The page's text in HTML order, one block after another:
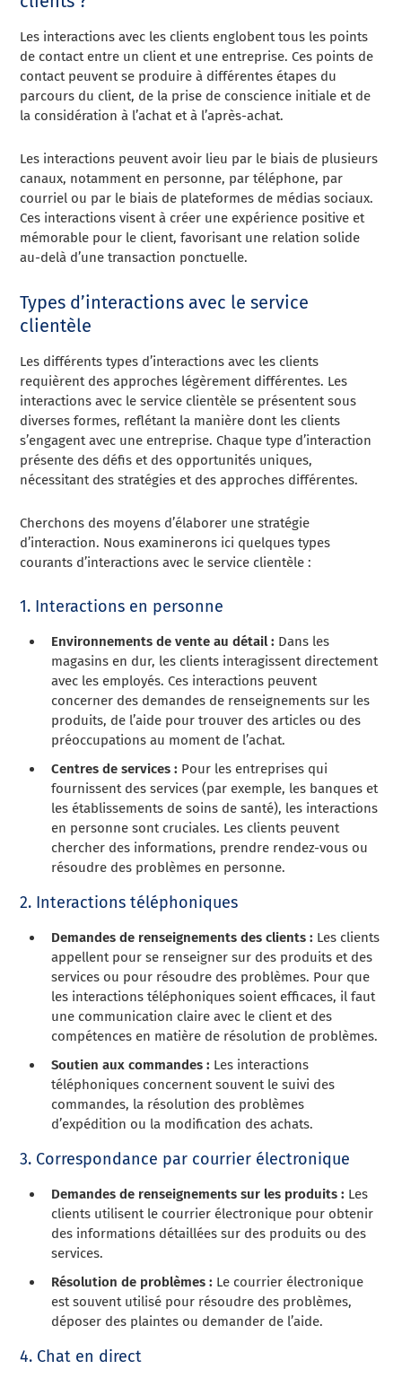
Les interactions avec les clients englobent tous les points
de contact entre un client et une entreprise. Ces points de
contact peuvent se produire à différentes étapes du
parcours du client, de la prise de conscience initiale et de
la considération à l’achat et à l’après-achat.
Les interactions peuvent avoir lieu par le biais de plusieurs
canaux, notamment en personne, par téléphone, par
courriel ou par le biais de plateformes de médias sociaux.
Ces interactions visent à créer une expérience positive et
mémorable pour le client, favorisant une relation solide
au-delà d’une transaction ponctuelle.
Types d’interactions avec le service
clientèle
Les différents types d’interactions avec les clients
requièrent des approches légèrement différentes. Les
interactions avec le service clientèle se présentent sous
diverses formes, reflétant la manière dont les clients
s’engagent avec une entreprise. Chaque type d’interaction
présente des défis et des opportunités uniques,
nécessitant des stratégies et des approches différentes.
Cherchons des moyens d’élaborer une stratégie
d’interaction. Nous examinerons ici quelques types
courants d’interactions avec le service clientèle :
1. Interactions en personne
Environnements de vente au détail : Dans les
magasins en dur, les clients interagissent directement
avec les employés. Ces interactions peuvent
concerner des demandes de renseignements sur les
produits, de l’aide pour trouver des articles ou des
préoccupations au moment de l’achat.
Centres de services : Pour les entreprises qui
fournissent des services (par exemple, les banques et
les établissements de soins de santé), les interactions
en personne sont cruciales. Les clients peuvent
chercher des informations, prendre rendez-vous ou
résoudre des problèmes en personne.
2. Interactions téléphoniques
Demandes de renseignements des clients : Les clients
appellent pour se renseigner sur des produits et des
services ou pour résoudre des problèmes. Pour que
les interactions téléphoniques soient efficaces, il faut
une communication claire avec le client et des
compétences en matière de résolution de problèmes.
Soutien aux commandes : Les interactions
téléphoniques concernent souvent le suivi des
commandes, la résolution des problèmes
d’expédition ou la modification des achats.
3. Correspondance par courrier électronique
Demandes de renseignements sur les produits : Les
clients utilisent le courrier électronique pour obtenir
des informations détaillées sur des produits ou des
services.
Résolution de problèmes : Le courrier électronique
est souvent utilisé pour résoudre des problèmes,
déposer des plaintes ou demander de l’aide.
4. Chat en direct